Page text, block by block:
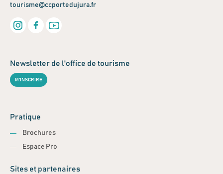
tourisme@ccportedujura.fr
Newsletter de l'office de tourisme
M'INSCRIRE
Pratique
Brochures
Espace Pro
Sites et partenaires